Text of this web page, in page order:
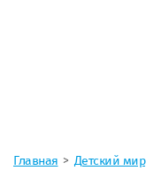
Главная Детский мир